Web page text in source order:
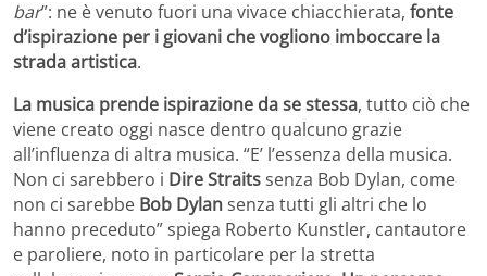
bar”: ne è venuto fuori una vivace chiacchierata, fonte
d’ispirazione per i giovani che vogliono imboccare la
strada artistica.
La musica prende ispirazione da se stessa, tutto ciò che
viene creato oggi nasce dentro qualcuno grazie
all’influenza di altra musica. “E’ l’essenza della musica.
Non ci sarebbero i Dire Straitssenza Bob Dylan, come
non ci sarebbe Bob Dylansenza tutti gli altri che lo
hanno preceduto” spiega Roberto Kunstler, cantautore
e paroliere, noto in particolare per la stretta